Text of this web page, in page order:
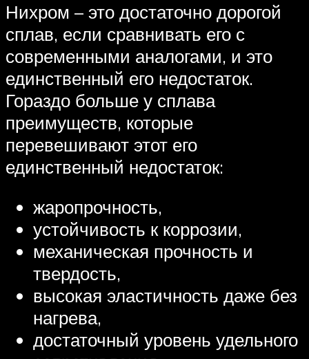
Нихром – это достаточно дорогой
сплав, если сравнивать его с
современными аналогами, и это
единственный его недостаток.
Гораздо больше у сплава
преимуществ, которые
перевешивают этот его
единственный недостаток:
жаропрочность,
устойчивость к коррозии,
механическая прочность и
твердость,
высокая эластичность даже без
нагрева,
достаточный уровень удельного